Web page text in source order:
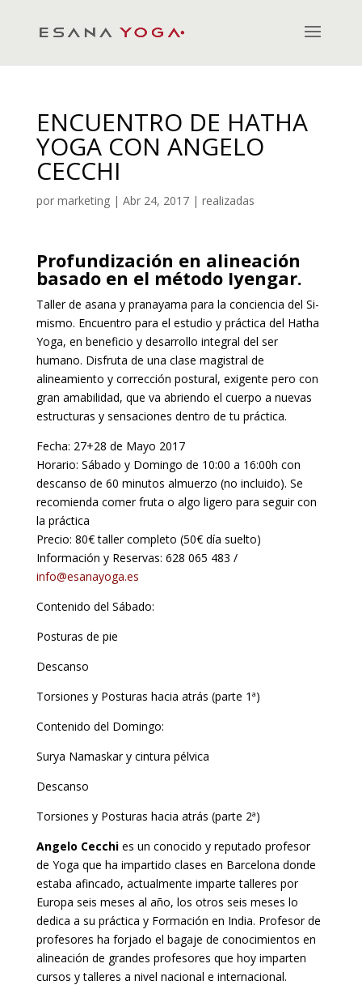
ENCUENTRO DE HATHA
YOGA CON ANGELO
CECCHI
por marketing| Abr 24, 2017| realizadas
Profundización en alineación
basado en el método Iyengar.
Taller de asana y pranayama para la conciencia del Si-
mismo. Encuentro para el estudio y práctica del Hatha
Yoga, en beneficio y desarrollo integral del ser
humano. Disfruta de una clase magistral de
alineamiento y corrección postural, exigente pero con
gran amabilidad, que va abriendo el cuerpo a nuevas
estructuras y sensaciones dentro de tu práctica.
Fecha: 27+28 de Mayo 2017
Horario: Sábado y Domingo de 10:00 a 16:00h con
descanso de 60 minutos almuerzo (no incluido). Se
recomienda comer fruta o algo ligero para seguir con
la práctica
Precio: 80€ taller completo (50€ día suelto)
Información y Reservas: 628 065 483 /
info@esanayoga.es
Contenido del Sábado:
Posturas de pie
Descanso
Torsiones y Posturas hacia atrás (parte 1ª)
Contenido del Domingo:
Surya Namaskar y cintura pélvica
Descanso
Torsiones y Posturas hacia atrás (parte 2ª)
Angelo Cecchies un conocido y reputado profesor
de Yoga que ha impartido clases en Barcelona donde
estaba afincado, actualmente imparte talleres por
Europa seis meses al año, los otros seis meses lo
dedica a su práctica y Formación en India. Profesor de
profesores ha forjado el bagaje de conocimientos en
alineación de grandes profesores que hoy imparten
cursos y talleres a nivel nacional e internacional.